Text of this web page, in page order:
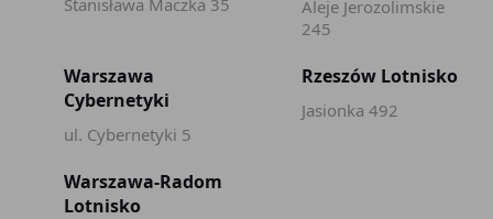
Stanisława Maczka 35
Aleje Jerozolimskie
245
Warszawa
Cybernetyki
ul. Cybernetyki 5
Rzeszów Lotnisko
Jasionka 492
Warszawa-Radom
Lotnisko